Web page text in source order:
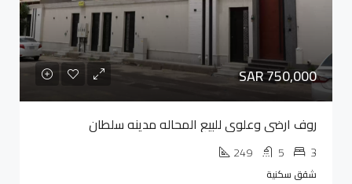
SAR 750,000
روف ارضي وعلوي للبيع المحاله مدينه سلطان
3
5
249
شقق سكنية